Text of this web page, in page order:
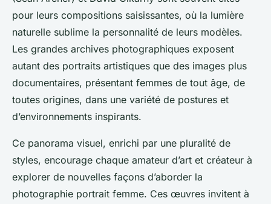
pour leurs compositions saisissantes, où la lumière
naturelle sublime la personnalité de leurs modèles.
Les grandes archives photographiques exposent
autant des portraits artistiques que des images plus
documentaires, présentant femmes de tout âge, de
toutes origines, dans une variété de postures et
d’environnements inspirants.
Ce panorama visuel, enrichi par une pluralité de
styles, encourage chaque amateur d’art et créateur à
explorer de nouvelles façons d’aborder la
photographie portrait femme. Ces œuvres invitent à